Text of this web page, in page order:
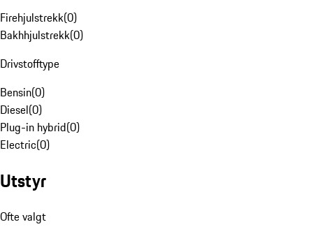
Firehjulstrekk(0)
Bakhhjulstrekk(0)
Drivstofftype
Bensin(0)
Diesel(0)
Plug-in hybrid(0)
Electric(0)
Utstyr
Ofte valgt